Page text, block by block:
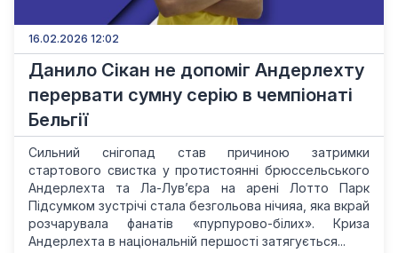
16.02.2026 12:02
Данило Сікан не допоміг Андерлехту
перервати сумну серію в чемпіонаті
Бельгії
Сильний снігопад став причиною затримки
стартового свистка у протистоянні брюссельського
Андерлехта та Ла-Лув’єра на арені Лотто Парк
Підсумком зустрічі стала безгольова нічияа, яка вкрай
розчарувала фанатів «пурпурово-білих». Криза
Андерлехта в національній першості затягується...